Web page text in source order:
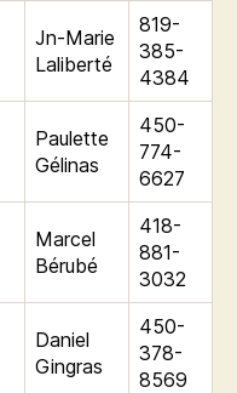
Jn-Marie
Laliberté
819-
385-
4384
Paulette
Gélinas
450-
774-
6627
Marcel
Bérubé
418-
881-
3032
Daniel
Gingras
450-
378-
8569